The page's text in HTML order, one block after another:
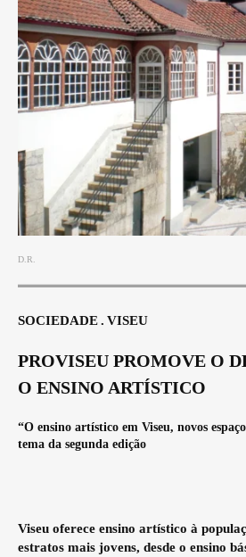
D.R.
SOCIEDADE VISEU
PROVISEU PROMOVE O
O ENSINO ARTÍSTICO
“O ensino artístico em Viseu, novos
tema da segunda edição
Viseu oferece ensino artístico à
estratos mais jovens, desde o ensino